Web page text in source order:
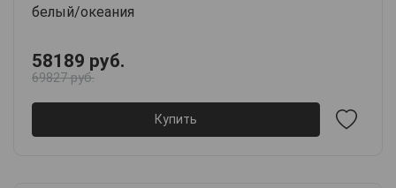
белый/океания
58189 руб.
69827 руб.
Купить